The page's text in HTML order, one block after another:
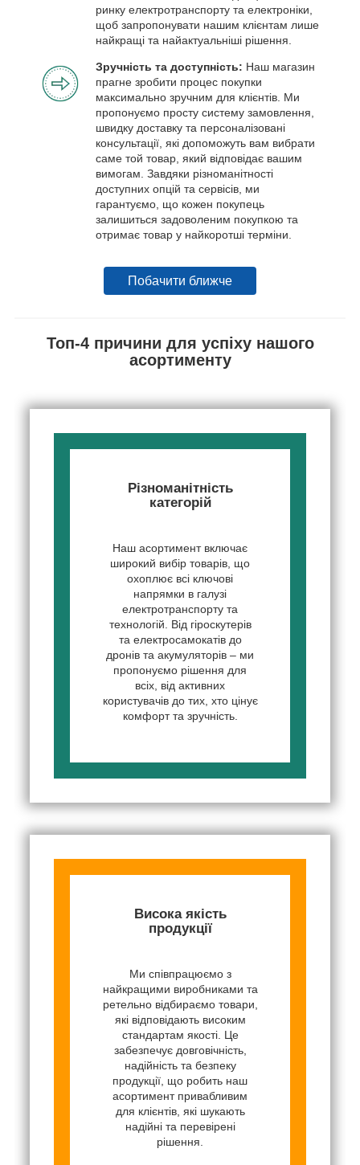
ринку електротранспорту та електроніки,
щоб запропонувати нашим клієнтам лише
найкращі та найактуальніші рішення.
Зручність та доступність: Наш магазин
прагне зробити процес покупки
максимально зручним для клієнтів. Ми
пропонуємо просту систему замовлення,
швидку доставку та персоналізовані
консультації, які допоможуть вам вибрати
саме той товар, який відповідає вашим
вимогам. Завдяки різноманітності
доступних опцій та сервісів, ми
гарантуємо, що кожен покупець
залишиться задоволеним покупкою та
отримає товар у найкоротші терміни.
Побачити ближче
Топ-4 причини для успіху нашого
асортименту
Різноманітність
категорій
Наш асортимент включає
широкий вибір товарів, що
охоплює всі ключові
напрямки в галузі
електротранспорту та
технологій. Від гіроскутерів
та електросамокатів до
дронів та акумуляторів – ми
пропонуємо рішення для
всіх, від активних
користувачів до тих, хто цінує
комфорт та зручність.
Висока якість
продукції
Ми співпрацюємо з
найкращими виробниками та
ретельно відбираємо товари,
які відповідають високим
стандартам якості. Це
забезпечує довговічність,
надійність та безпеку
продукції, що робить наш
асортимент привабливим
для клієнтів, які шукають
надійні та перевірені
рішення.